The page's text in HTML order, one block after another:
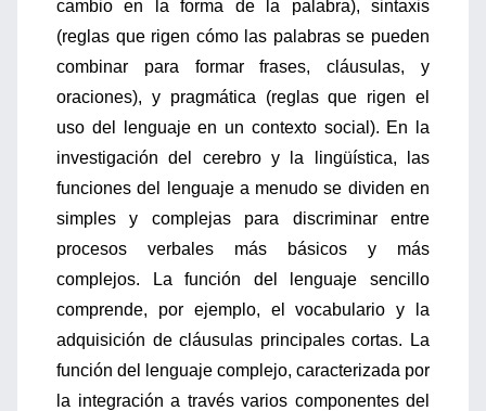
cambio en la forma de la palabra), sintaxis
(reglas que rigen cómo las palabras se pueden
combinar para formar frases, cláusulas, y
oraciones), y pragmática (reglas que rigen el
uso del lenguaje en un contexto social). En la
investigación del cerebro y la lingüística, las
funciones del lenguaje a menudo se dividen en
simples y complejas para discriminar entre
procesos verbales más básicos y más
complejos. La función del lenguaje sencillo
comprende, por ejemplo, el vocabulario y la
adquisición de cláusulas principales cortas. La
función del lenguaje complejo, caracterizada por
la integración a través varios componentes del